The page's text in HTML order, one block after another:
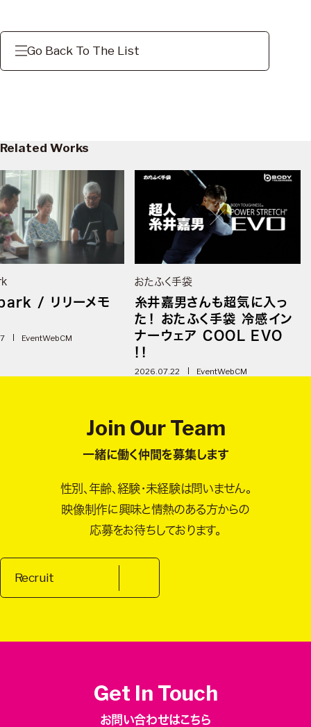
Go Back To The List
Related Works
/ リリーメモ
EventWebCM
おたふく手袋
糸井嘉男さんも超気に入っ
た！ おたふく手袋 冷感イン
ナーウェア COOL EVO
!！
2026.07.22 EventWebCM
Join Our Team
一緒に働く仲間を募集します
性別、年齢、経験・未経験は問いません。
映像制作に興味と情熱のある方からの
応募をお待ちしております。
Recruit
Get In Touch
お問い合わせはこちら